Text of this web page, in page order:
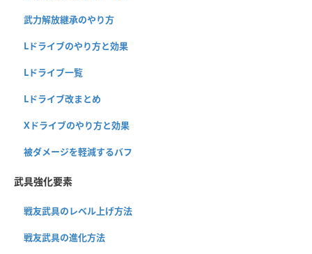
武力解放継承のやり方
Lドライブのやり方と効果
Lドライブ一覧
Lドライブ改まとめ
Xドライブのやり方と効果
被ダメージを軽減するバフ
武具強化要素
戦友武具のレベル上げ方法
戦友武具の進化方法